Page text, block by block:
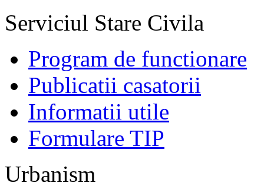
Serviciul Stare Civila
Program de functionare
Publicatii casatorii
Informatii utile
Formulare TIP
Urbanism